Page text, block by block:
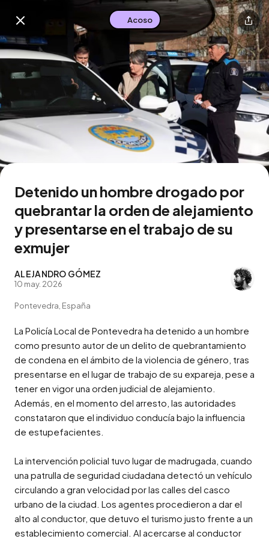
Descarga la app
Buscar en esta zona
Acoso
Detenido un hombre drogado por
quebrantar la orden de alejamiento
y presentarse en el trabajo de su
exmujer
ALEJANDRO GÓMEZ
10 may. 2026
Pontevedra, España
La Policía Local de Pontevedra ha detenido a un hombre
como presunto autor de un delito de quebrantamiento
de condena en el ámbito de la violencia de género, tras
presentarse en el lugar de trabajo de su expareja, pese a
tener en vigor una orden judicial de alejamiento.
Además, en el momento del arresto, las autoridades
constataron que el individuo conducía bajo la influencia
de estupefacientes.
La intervención policial tuvo lugar de madrugada, cuando
una patrulla de seguridad ciudadana detectó un vehículo
circulando a gran velocidad por las calles del casco
urbano de la ciudad. Los agentes procedieron a dar el
alto al conductor, que detuvo el turismo justo frente a un
establecimiento comercial. Al acercarse al conductor